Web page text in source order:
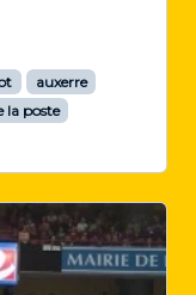
auxerre
la poste